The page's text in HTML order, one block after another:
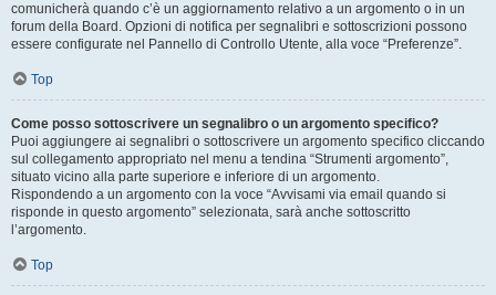
comunicherà quando c’è un aggiornamento relativo a un argomento o in un
forum della Board. Opzioni di notifica per segnalibri e sottoscrizioni possono
essere configurate nel Pannello di Controllo Utente, alla voce “Preferenze”.
Top
Come posso sottoscrivere un segnalibro o un argomento specifico?
Puoi aggiungere ai segnalibri o sottoscrivere un argomento specifico cliccando
sul collegamento appropriato nel menu a tendina “Strumenti argomento”,
situato vicino alla parte superiore e inferiore di un argomento.
Rispondendo a un argomento con la voce “Avvisami via email quando si
risponde in questo argomento” selezionata, sarà anche sottoscritto
l’argomento.
Top